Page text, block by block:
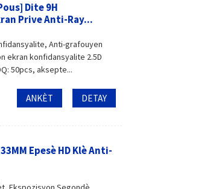
Dite 9H
Prive Anti-Ray...
Anti-grafouyen
ekran konfidansyalite 2.5D
50pcs, aksepte...
ANKÈT DETAY
Epesè HD Klè Anti-